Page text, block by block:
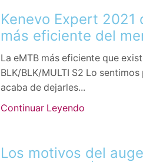
Kenevo Expert
más eficiente del
La eMTB más eficiente que
BLK/BLK/MULTI S2 Lo
acaba de dejarles...
Continuar Leyendo
Los motivos del